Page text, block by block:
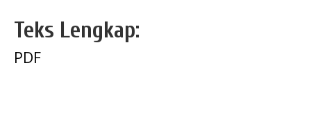
Teks Lengkap:
PDF